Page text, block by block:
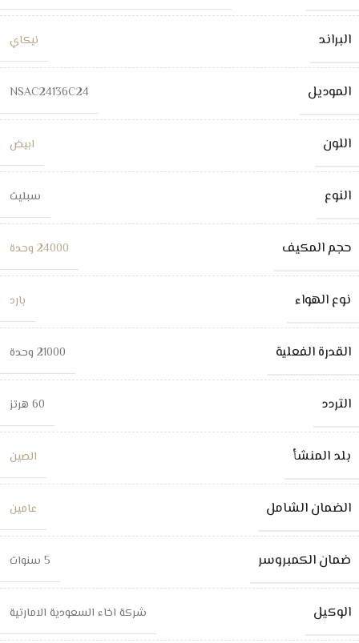
البراند نيكاي
الموديل NSAC24136C24
اللون ابيض
النوع سبليت
حجم المكيف 24000 وحدة
نوع الهواء بارد
القدرة الفعلية 21000 وحدة
التردد 60 هرتز
بلد المنشأ الصين
الضمان الشامل عامين
ضمان الكمبروسر 5 سنوات
الوكيل شركة اخاء السعودية الامارتية